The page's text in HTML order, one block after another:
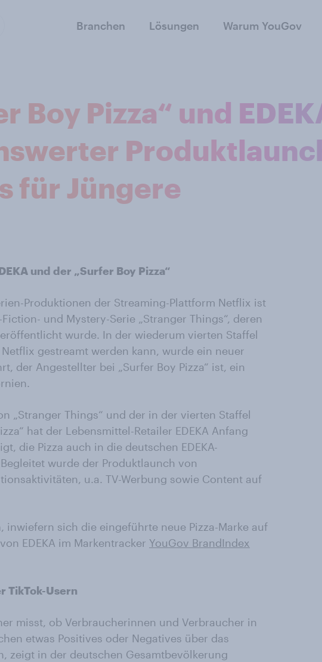
Branchen Lösungen Warum YouGov
Boy Pizza“ und
für Jüngere
und der „Surfer Boy Pizza“
Produktionen der Streaming-Plattform Netflix ist
und Mystery-Serie „Stranger Things“, deren
wurde. In der wiederum vierten Staffel
gestreamt werden kann, wurde ein neuer
der Angestellter bei „Surfer Boy Pizza“ ist, ein
„Stranger Things“ und der in der vierten Staffel
hat der Lebensmittel-Retailer EDEKA Anfang
die Pizza auch in die deutschen EDEKA-
wurde der Produktlaunch von
u.a. TV-Werbung sowie Content auf
inwiefern sich die eingeführte neue Pizza-Marke auf
EDEKA im Markentracker YouGov BrandIndex
TikTok-Usern
misst, ob Verbraucherinnen und Verbraucher in
etwas Positives oder Negatives über das
zeigt in der deutschen Gesamtbevölkerung